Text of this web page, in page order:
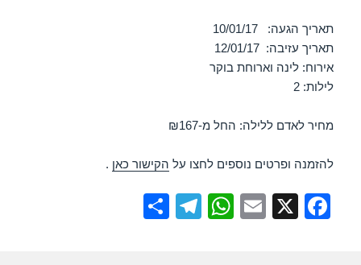
תאריך הגעה: 10/01/17
תאריך עזיבה: 12/01/17
אירוח: לינה וארוחת בוקר
לילות: 2
מחיר לאדם ללילה: החל מ-₪167
להזמנה ופרטים נוספים לחצו על הקישור כאן .
F
X
E
W
T